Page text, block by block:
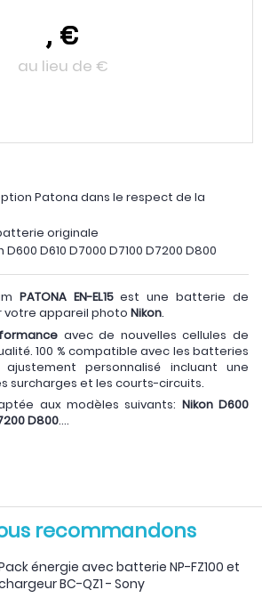
, €
au lieu de €
Patona dans le respect de la
originale
D610 D7000 D7100 D7200 D800
PATONA EN-EL15est une batterie de
appareil photo Nikon.
avec de nouvelles cellules de
100 % compatible avec les batteries
personnalisé incluant une
surcharges et les courts-circuits.
aux modèles suivants: Nikon D600
D800....
recommandons
énergie avec batterie NP-FZ100 et
BC-QZ1 - Sony